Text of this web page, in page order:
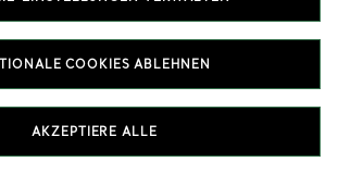
ansehen
COOKIES ABLEHNEN
AKZEPTIERE ALLE